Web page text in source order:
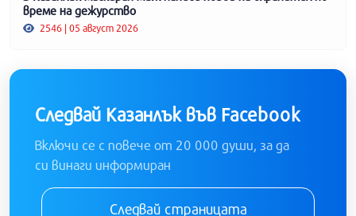
време на дежурство
2546 | 05 август 2026
Следвай Казанлък във Facebook
Включи се с повече от 20 000 души, за да
си винаги информиран
Следвай страницата